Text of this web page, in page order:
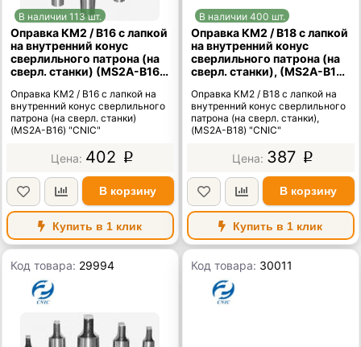
В наличии 113 шт.
Оправка КМ2 / В16 с лапкой
на внутренний конус
сверлильного патрона (на
сверл. станки) (MS2A-B16)
Оправка КМ2 / В16 с лапкой на
внутренний конус сверлильного
патрона (на сверл. станки)
(MS2A-B16) "CNIC"
402 p
В корзину
Купить в 1 клик
В наличии 400 шт.
Оправка КМ2 / В18 с лапкой
на внутренний конус
сверлильного патрона (на
сверл. станки), (MS2A-B18)
Оправка КМ2 / В18 с лапкой на
внутренний конус сверлильного
патрона (на сверл. станки),
(MS2A-B18) "CNIC"
387 p
В корзину
Купить в 1 клик
Код товара: 29994 Код товара: 30011